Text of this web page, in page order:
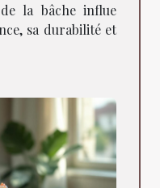
la bâche influe
sa durabilité et